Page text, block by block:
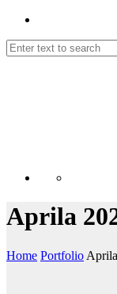
Aprila
Home Portfolio